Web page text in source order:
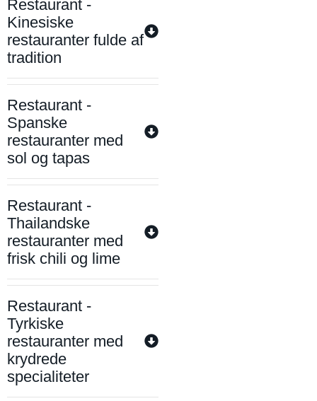
Restaurant -
Kinesiske
restauranter fulde af
tradition
Restaurant -
Spanske
restauranter med
sol og tapas
Restaurant -
Thailandske
restauranter med
frisk chili og lime
Restaurant -
Tyrkiske
restauranter med
krydrede
specialiteter